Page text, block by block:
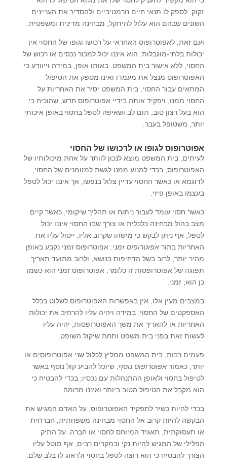
זקוק, לספק לו תנאי חיים נורמטיביים ולהסדיר את העניינים
השונים שבהם הוא עלול להיתקל, מבחינה מדינית ומשפטית.
ועם זאת, לאפוטרופוס האחראי על רכושו וגופו של החסוי אין
יכולות בלתי-מוגבלות: הוא איננו יכול למכור נכסים או רכוש של
החסוי, ללא אישור בית המשפט. באותו אופן, במידה וייוודע כי
האפוטרופוס מנצל את מעמדו ואינו מספק את הטיפול
המתאים עבור החסוי, בית המשפט יסיר את האחריות על
החסוי ממנו, ויפקיד אותה בידיי אפוטרופוס חדש, שהוכיח כי
הוא בעל רצון טוב, תום לב ושאיפה לטפל בחסוי באופן איכותי
יותר, משטופל בעבר.
אפוטרופוס לגופו או לרכושו של החסוי
לעיתים, בית המשפט מוצא לנכון לוותר על אחת מיכולותיו של
האפוטרופוס, בכדי למנוע ממנו לגשת למזומנים של החסוי,
לדוגמא או כאשר החסוי עדיין צלול בנפשו, אך איננו יכול לטפל
בעצמו באופן פיזי.
כאשר חסוי עומד לעבור ניתוח או תהליך שיקומי, כאשר קיים
מצב בהול מבחינה כלכלית או צורך שבו החסוי איננו יכול
לטפל, אף ניתן לבקש כי מישהו שקרוב אליו, ייטול עליו את
האחריות בתור אפוטרופוס זמני . אפוטרופוס זמני נקבע באופן
מהיר יותר, לרוב בשל הדחיפות בנושא, ולרוב מתועד תאריך
תפוגה של אפוטרופסות זו כלומר, אפוטרופוס זמני הוא כשמו
כן הוא; זמני.
במצבים מעין אלו, אין באפשרות האפוטרופוס לשלוט בכלל
האספקטים של החסוי. במידה ויהיה עליו להרחיב את יכולות
האחריות או להאריך את משך האפוטרופסות, יהיה עליו
לעשות זאת בפני בית משפט ותחת שיקול השופט.
פעמים רבות, בית המשפט ממליץ לכלול שני אפוטרופוסים או
יותר, כאמור אפוטרופוס נוסף , שיוכל להביע קול נוסף באשר
לטיפול בחסוי ולאופן ההתנהלות עם נכסיו; בכדי להבטיח כי
הוא מקבל את הטיפול הטוב ביותר ואיננו מרומה.
בכדי להיות כשיר לתפקיד האפוטרופוס, על האדם המגיש את
הבקשה להיות קרוב אל החסוי מבחינה משפחתית, חברתית
או תעסוקתית, תאגיד המיוחס לחסוי או חברה. על התיק
הפלילי של המגיש להיות נקי ובמקרים רבים, אף מוטל עליו
הצורך להבטיח כי הוא רוצה לטפל בחסוי ולדאוג לו בלב שלם.